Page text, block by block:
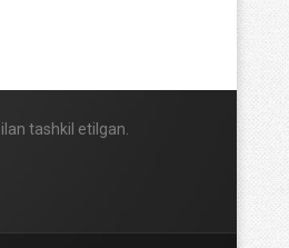
tashkil etilgan.